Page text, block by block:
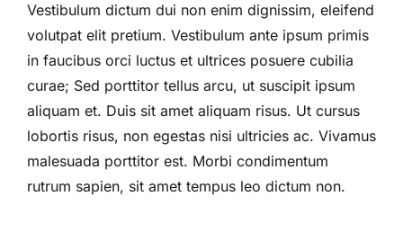
Vestibulum dictum dui non enim dignissim, eleifend
volutpat elit pretium. Vestibulum ante ipsum primis
in faucibus orci luctus et ultrices posuere cubilia
curae; Sed porttitor tellus arcu, ut suscipit ipsum
aliquam et. Duis sit amet aliquam risus. Ut cursus
lobortis risus, non egestas nisi ultricies ac. Vivamus
malesuada porttitor est. Morbi condimentum
rutrum sapien, sit amet tempus leo dictum non.